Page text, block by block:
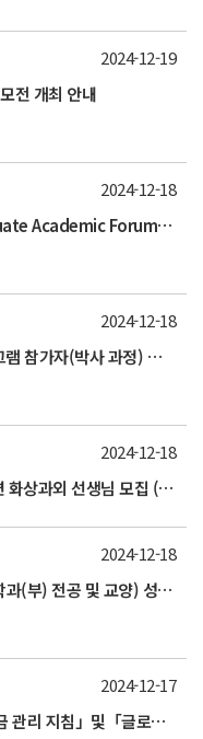
전 개최 안내
2024-12-19
아시아대학연맹 2025 AUA Postgraduate Academic Forum 안내
2024-12-18
2025학년도 1학기 장기해외연수 프로그램 참가자(박사 과정) 모집 안내
2024-12-18
[웅진 스마트올중학] 중학생 대상 비대면 화상과외 선생님 모집 (~12/27)
2024-12-18
2024학년도 동계 계절수업 교과목(타 학과(부) 전공 및 교양) 성적평가방법 선택제 신청 안내(2025/1/8 수요일까지)
2024-12-18
「개도국대학 교원 지원 프로그램 장학금 관리 지침」및「글로벌 초우수 인재 육성사업 장학금 관리 지침」개정 안내
2024-12-17